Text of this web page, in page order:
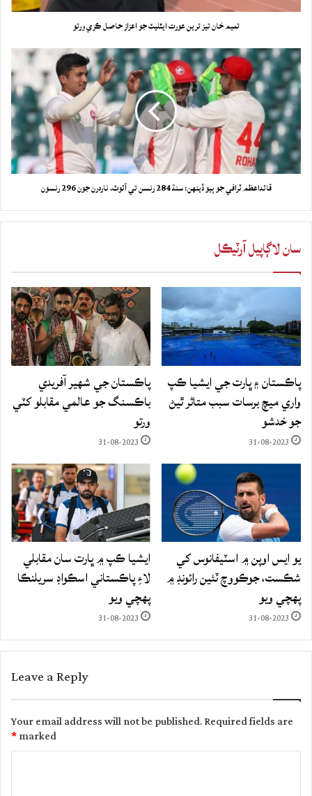
تميم خان تيز ترين عورت ايٿليٽ جو اعزاز حاصل ڪري ورتو
قائداعظم ٽرافي جو ٻيو ڏينهن: سنڌ 284 رنسن تي آئوٽ، ناردرن جون 296 رنسون
سان لاڳاپيل آرٽيڪل
پاڪستان ۽ ڀارت جي ايشيا ڪپ
واري ميچ برسات سبب متاثر ٿيڻ
جو خدشو
31-08-2023
پاڪستان جي شهير آفريدي
باڪسنگ جو عالمي مقابلو کٽي
ورتو
31-08-2023
يو ايس اوپن ۾ اسٽيفانوس کي
شڪست، جوڪووچ ٽئين رائونڊ ۾
پهچي ويو
31-08-2023
ايشيا ڪپ ۾ ڀارت سان مقابلي
لاءِ پاڪستاني اسڪواڊ سريلنڪا
پهچي ويو
31-08-2023
Leave a Reply
Your email address will not be published.Required fields are
marked
*